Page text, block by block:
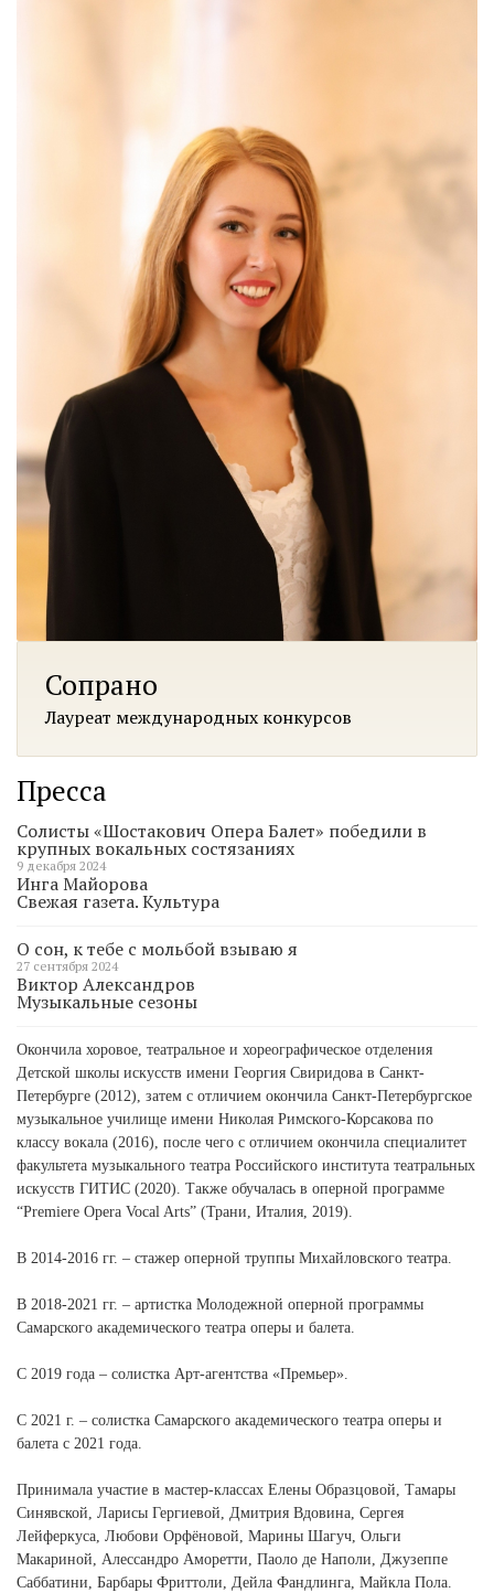
Сопрано
Лауреат международных конкурсов
Пресса
Солисты «Шостакович Опера Балет» победили в
крупных вокальных состязаниях
9 декабря 2024
Инга Майорова
Свежая газета. Культура
О сон, к тебе с мольбой взываю я
27 сентября 2024
Виктор Александров
Музыкальные сезоны
Окончила хоровое, театральное и хореографическое отделения
Детской школы искусств имени Георгия Свиридова в Санкт-
Петербурге (2012), затем с отличием окончила Санкт-Петербургское
музыкальное училище имени Николая Римского-Корсакова по
классу вокала (2016), после чего с отличием окончила специалитет
факультета музыкального театра Российского института театральных
искусств ГИТИС (2020). Также обучалась в оперной программе
“Premiere Opera Vocal Arts” (Трани, Италия, 2019).
В 2014-2016 гг. – стажер оперной труппы Михайловского театра.
В 2018-2021 гг. – артистка Молодежной оперной программы
Самарского академического театра оперы и балета.
С 2019 года – солистка Арт-агентства «Премьер».
C 2021 г. – солистка Самарского академического театра оперы и
балета с 2021 года.
Принимала участие в мастер-классах Елены Образцовой, Тамары
Синявской, Ларисы Гергиевой, Дмитрия Вдовина, Сергея
Лейферкуса, Любови Орфёновой, Марины Шагуч, Ольги
Макариной, Алессандро Аморетти, Паоло де Наполи, Джузеппе
Саббатини, Барбары Фриттоли, Дейла Фандлинга, Майкла Пола.